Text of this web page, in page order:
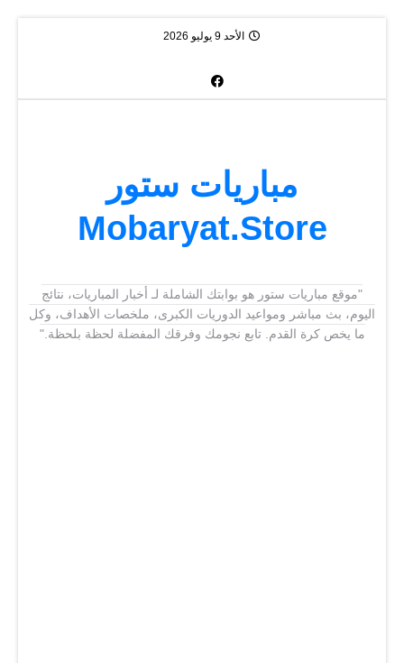
الأحد 9 يوليو 2026
مباريات ستور
Mobaryat.Store
"موقع مباريات ستور هو بوابتك الشاملة لـ أخبار المباريات، نتائج
اليوم، بث مباشر ومواعيد الدوريات الكبرى، ملخصات الأهداف، وكل
ما يخص كرة القدم. تابع نجومك وفرقك المفضلة لحظة بلحظة."